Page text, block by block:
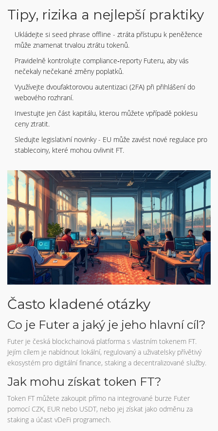
Tipy, rizika a nejlepší praktiky
Ukládejte si seed phrase offline - ztráta přístupu k peněžence
může znamenat trvalou ztrátu tokenů.
Pravidelně kontrolujte compliance‑reporty Futeru, aby vás
nečekaly nečekané změny poplatků.
Využívejte dvoufaktorovou autentizaci (2FA) při přihlášení do
webového rozhraní.
Investujte jen část kapitálu, kterou můžete vpřípadě poklesu
ceny ztratit.
Sledujte legislativní novinky - EU může zavést nové regulace pro
stablecoiny, které mohou ovlivnit FT.
Často kladené otázky
Co je Futer a jaký je jeho hlavní cíl?
Futer je česká blockchainová platforma s vlastním tokenem FT.
Jejím cílem je nabídnout lokální, regulovaný a uživatelsky přívětivý
ekosystém pro digitální finance, staking a decentralizované služby.
Jak mohu získat token FT?
Token FT můžete zakoupit přímo na integrované burze Futer
pomocí CZK, EUR nebo USDT, nebo jej získat jako odměnu za
staking a účast vDeFi programech.